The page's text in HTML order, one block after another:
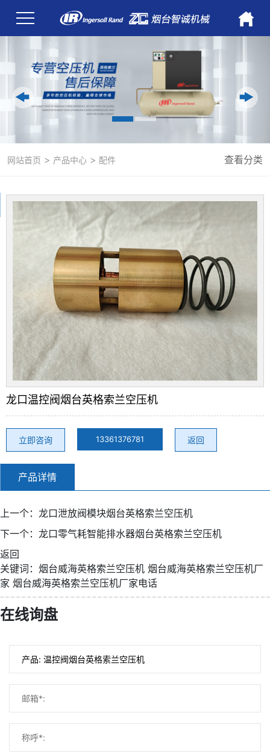
网站首页 > 产品中心 > 配件 查看分类
龙口温控阀烟台英格索兰空压机
立即咨询 13361376781 返回
产品详情
上一个： 龙口泄放阀模块烟台英格索兰空压机
下一个： 龙口零气耗智能排水器烟台英格索兰空压机
返回
关键词： 烟台威海英格索兰空压机 烟台威海英格索兰空压机厂
家 烟台威海英格索兰空压机厂家电话
在线询盘
微信号：
点击复制微信号